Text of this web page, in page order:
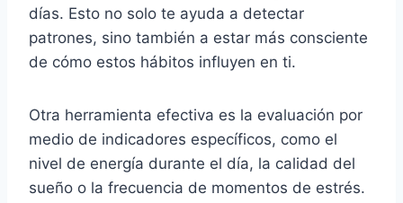
días. Esto no solo te ayuda a detectar
patrones, sino también a estar más consciente
de cómo estos hábitos influyen en ti.
Otra herramienta efectiva es la evaluación por
medio de indicadores específicos, como el
nivel de energía durante el día, la calidad del
sueño o la frecuencia de momentos de estrés.